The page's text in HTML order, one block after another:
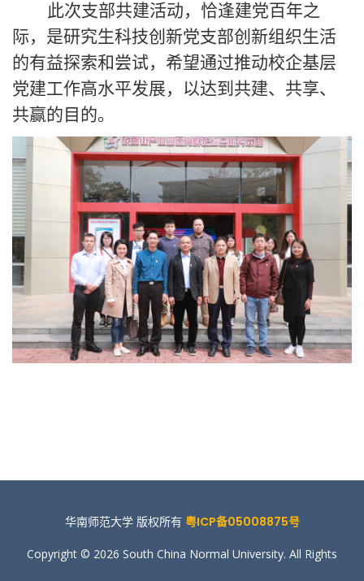
此次支部共建活动，恰逢建党百年之
际，是研究生科技创新党支部创新组织生活
的有益探索和尝试，希望通过推动校企基层
党建工作高水平发展，以达到共建、共享、
共赢的目的。
华南师范大学 版权所有 粤ICP备05008875号
Copyright © 2026 South China Normal University. All Rights